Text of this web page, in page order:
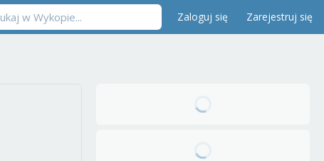
Zaloguj się Zarejestruj się